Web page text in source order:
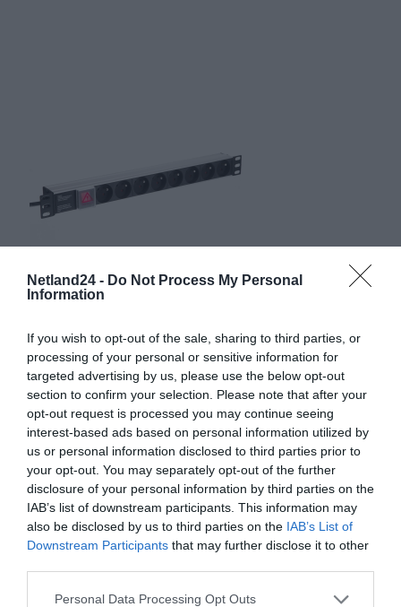
Netland24 - Do Not Process My Personal
Information
If you wish to opt-out of the sale, sharing to third parties, or
processing of your personal or sensitive information for
targeted advertising by us, please use the below opt-out
section to confirm your selection. Please note that after your
opt-out request is processed you may continue seeing
interest-based ads based on personal information utilized by
us or personal information disclosed to third parties prior to
your opt-out. You may separately opt-out of the further
disclosure of your personal information by third parties on the
IAB’s list of downstream participants. This information may
also be disclosed by us to third parties on the IAB’s List of
Downstream Participants that may further disclose it to other
Personal Data Processing Opt Outs